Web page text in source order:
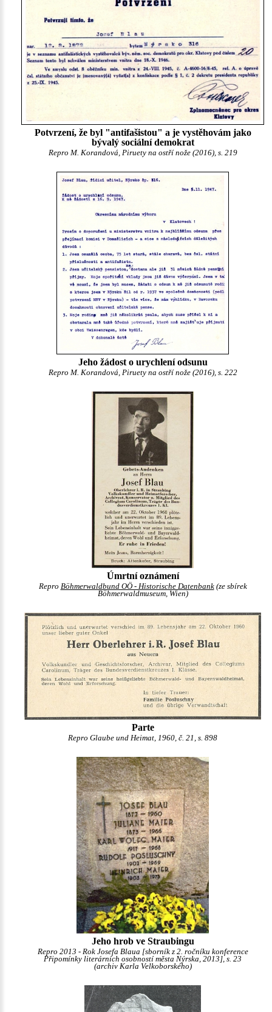
Potvrzení, že byl "antifašistou" a je vystěhovám jako
bývalý sociální demokrat
Repro M. Korandová, Piruety na ostří nože (2016), s. 219
Jeho žádost o urychlení odsunu
Repro M. Korandová, Piruety na ostří nože (2016), s. 222
Úmrtní oznámení
Repro Böhmerwaldbund OÖ - Historische Datenbank(ze sbírek
Böhmerwaldmuseum, Wien)
Parte
Repro Glaube und Heimat, 1960, č. 21, s. 898
Jeho hrob ve Straubingu
Repro 2013 - Rok Josefa Blaua [sborník z 2. ročníku konference
Připomínky literárních osobností města Nýrska, 2013], s. 23
(archiv Karla Velkoborského)